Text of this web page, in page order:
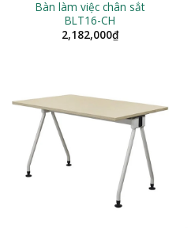
Bàn làm việc chân sắt
BLT16-CH
2,182,000₫